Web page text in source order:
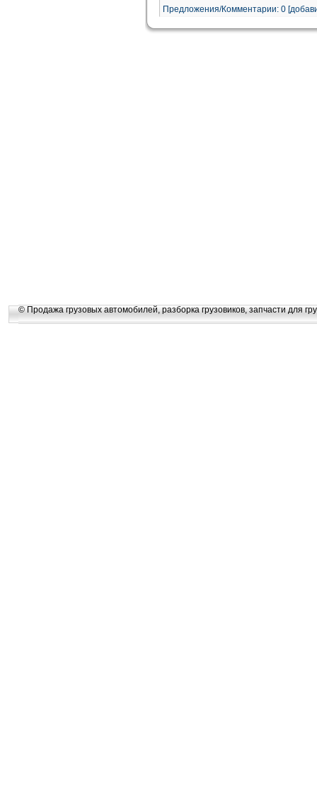
Предложения/Комментарии: 0
© Продажа грузовых автомобилей, разборка грузовиков, запчасти для